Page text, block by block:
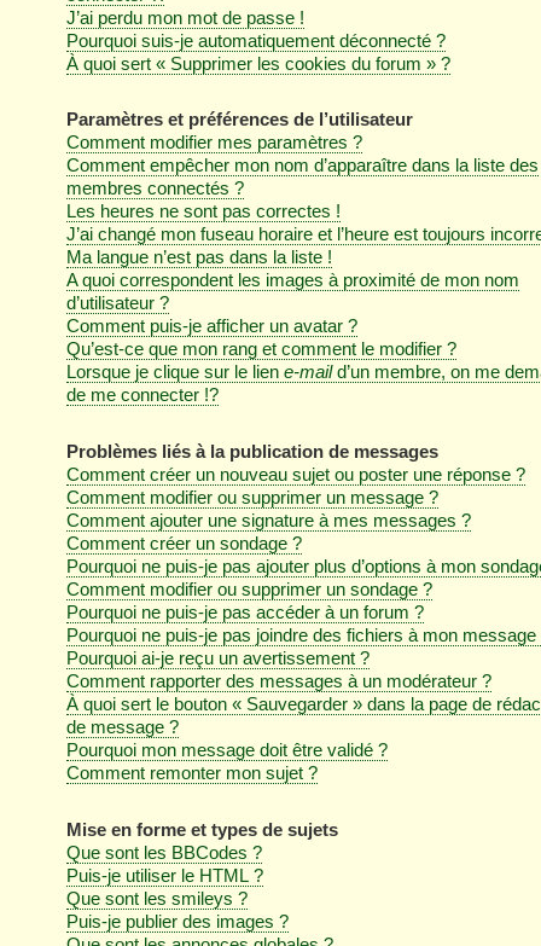
J’ai perdu mon mot de passe !
Pourquoi suis-je automatiquement déconnecté ?
À quoi sert « Supprimer les cookies du forum » ?
Paramètres et préférences de l’utilisateur
Comment modifier mes paramètres ?
Comment empêcher mon nom d’apparaître dans la liste des
membres connectés ?
Les heures ne sont pas correctes !
J’ai changé mon fuseau horaire et l’heure est toujours
Ma langue n’est pas dans la liste !
A quoi correspondent les images à proximité de mon nom
d’utilisateur ?
Comment puis-je afficher un avatar ?
Qu’est-ce que mon rang et comment le modifier ?
Lorsque je clique sur le lien e-maild’un membre, on me
de me connecter !?
Problèmes liés à la publication de messages
Comment créer un nouveau sujet ou poster une réponse ?
Comment modifier ou supprimer un message ?
Comment ajouter une signature à mes messages ?
Comment créer un sondage ?
Pourquoi ne puis-je pas ajouter plus d’options à mon
Comment modifier ou supprimer un sondage ?
Pourquoi ne puis-je pas accéder à un forum ?
Pourquoi ne puis-je pas joindre des fichiers à mon message
Pourquoi ai-je reçu un avertissement ?
Comment rapporter des messages à un modérateur ?
À quoi sert le bouton « Sauvegarder » dans la page de
de message ?
Pourquoi mon message doit être validé ?
Comment remonter mon sujet ?
Mise en forme et types de sujets
Que sont les BBCodes ?
Puis-je utiliser le HTML ?
Que sont les smileys ?
Puis-je publier des images ?